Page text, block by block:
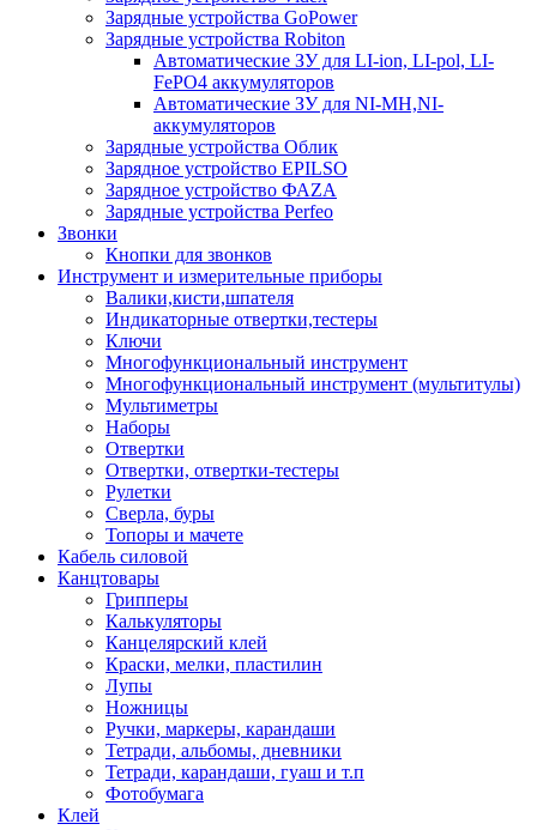
Зарядные устройства GoPower
Зарядные устройства Robiton
Автоматические ЗУ для LI-ion, LI-pol, LI-
FePO4 аккумуляторов
Автоматические ЗУ для NI-MH,NI-
аккумуляторов
Зарядные устройства Облик
Зарядное устройство EPILSO
Зарядное устройство ФАZА
Зарядные устройства Perfeo
Звонки
Кнопки для звонков
Инструмент и измерительные приборы
Валики,кисти,шпателя
Индикаторные отвертки,тестеры
Ключи
Многофункциональный инструмент
Многофункциональный инструмент (мультитулы)
Мультиметры
Наборы
Отвертки
Отвертки, отвертки-тестеры
Рулетки
Сверла, буры
Топоры и мачете
Кабель силовой
Канцтовары
Грипперы
Калькуляторы
Канцелярский клей
Краски, мелки, пластилин
Лупы
Ножницы
Ручки, маркеры, карандаши
Тетради, альбомы, дневники
Тетради, карандаши, гуаш и т.п
Фотобумага
Клей